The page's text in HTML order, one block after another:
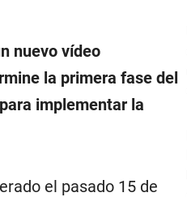
nuevo vídeo
la primera fase del
implementar la
el pasado 15 de